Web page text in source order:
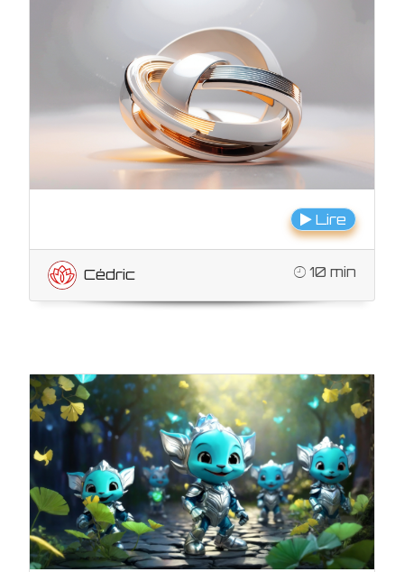
Lire
Cédric 10 min